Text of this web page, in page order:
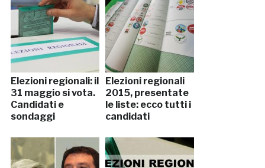
Elezioni regionali: il
31 maggio si vota.
Candidati e
sondaggi
Elezioni regionali
2015, presentate
le liste: ecco tutti i
candidati